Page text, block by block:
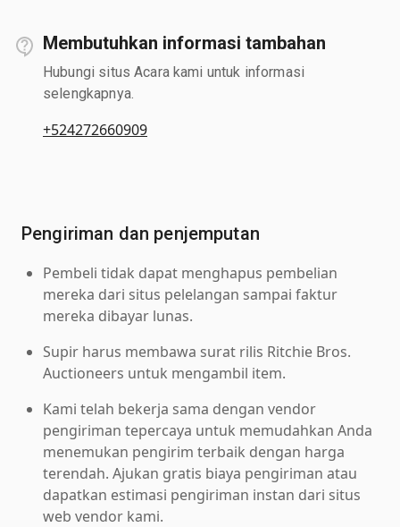
Membutuhkan informasi tambahan
Hubungi situs Acara kami untuk informasi
selengkapnya.
+524272660909
Pengiriman dan penjemputan
Pembeli tidak dapat menghapus pembelian
mereka dari situs pelelangan sampai faktur
mereka dibayar lunas.
Supir harus membawa surat rilis Ritchie Bros.
Auctioneers untuk mengambil item.
Kami telah bekerja sama dengan vendor
pengiriman tepercaya untuk memudahkan Anda
menemukan pengirim terbaik dengan harga
terendah. Ajukan gratis biaya pengiriman atau
dapatkan estimasi pengiriman instan dari situs
web vendor kami.